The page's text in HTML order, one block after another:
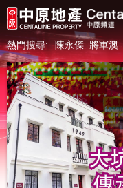
熱門搜尋: 陳永傑 將軍澳